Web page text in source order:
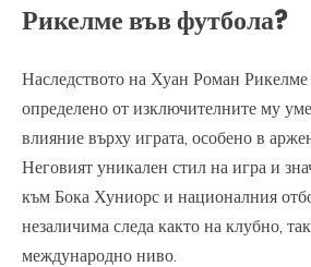
Рикелме във футбола?
Наследството на Хуан Роман
определено от изключителните му
влияние върху играта, особено в
Неговият уникален стил на игра и
към Бока Хуниорс и националния
незаличима следа както на клубно,
международно ниво.